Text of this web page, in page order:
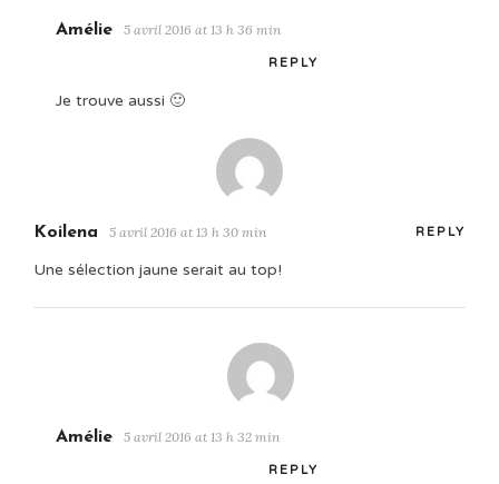
Amélie 5 avril 2016 at 13 h 36 min
REPLY
Je trouve aussi 🙂
Koilena 5 avril 2016 at 13 h 30 min REPLY
Une sélection jaune serait au top!
Amélie 5 avril 2016 at 13 h 32 min
REPLY